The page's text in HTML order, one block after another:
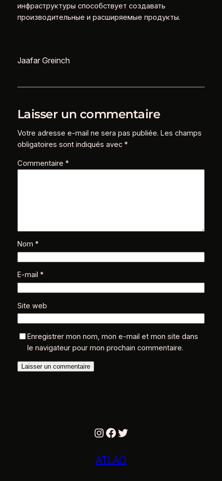
инфраструктуры способствует создавать
производительные и расширяемые продукты.
Jaafar Greinch
Laisser un commentaire
Votre adresse e-mail ne sera pas publiée. Les champs
obligatoires sont indiqués avec *
Commentaire *
Nom *
E-mail *
Site web
Enregistrer mon nom, mon e-mail et mon site dans
le navigateur pour mon prochain commentaire.
Instagram
Facebook
Twitter
ATLAO